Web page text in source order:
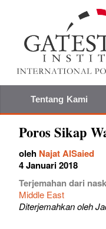
Tentang Kami
Poros Sikap
oleh Najat AlSaied
4 Januari 2018
Terjemahan dari
Middle East
Diterjemahkan oleh